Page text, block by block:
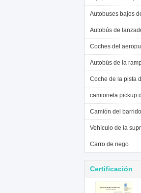
Autobuses bajos
Autobús de
Coches del
Autobús de la
Coche de la pista
camioneta pickup
Camión del
Vehículo de la
Carro de riego
Certificación